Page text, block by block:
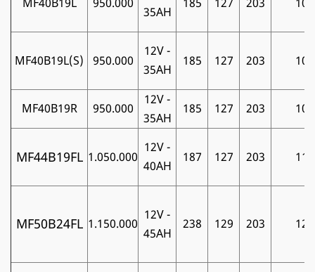
35AH
MF40B19L(S) 950.000
12V -
35AH
185 127 203 10
MF40B19R 950.000
12V -
35AH
185 127 203 10
MF44B19FL 1.050.000
12V -
40AH
187 127 203 11
MF50B24FL 1.150.000
12V -
45AH
238 129 203 12